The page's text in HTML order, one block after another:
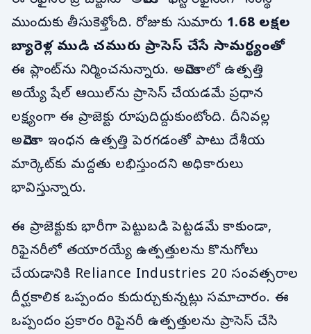
ముందుకు తీసుకెళ్తోంది. రోజుకు సుమారు 1.68 లక్షల
బ్యారెళ్ల ముడి చమురు ప్రాసెస్ చేసే సామర్థ్యంతో
ఈ ప్లాంట్‌ను నిర్మించనున్నారు. అమెరికాలో ఉత్పత్తి
అయ్యే షేల్ ఆయిల్‌ను ప్రాసెస్ చేయడమే ప్రధాన
లక్ష్యంగా ఈ ప్రాజెక్టు రూపుదిద్దుకుంటోంది. దీనివల్ల
అమెరికా ఇంధన ఉత్పత్తి పెరగడంతో పాటు దేశీయ
మార్కెట్‌కు మద్దతు లభిస్తుందని అధికారులు
భావిస్తున్నారు.
ఈ ప్రాజెక్టుకు భారీగా పెట్టుబడి పెట్టడమే కాకుండా,
రిఫైనరీలో తయారయ్యే ఉత్పత్తులను కొనుగోలు
చేయడానికి Reliance Industries 20 సంవత్సరాల
దీర్ఘకాలిక ఒప్పందం కుదుర్చుకున్నట్లు సమాచారం. ఈ
ఒప్పందం ప్రకారం రిఫైనరీ ఉత్పత్తులను ప్రాసెస్ చేసి